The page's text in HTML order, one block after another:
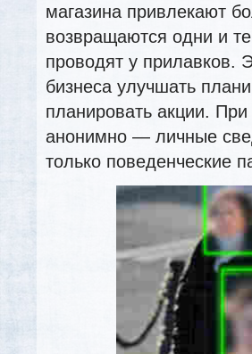
магазина привлекают
возвращаются одни и
проводят у прилавков.
бизнеса улучшать
планировать акции.
анонимно — личные
только поведенческие